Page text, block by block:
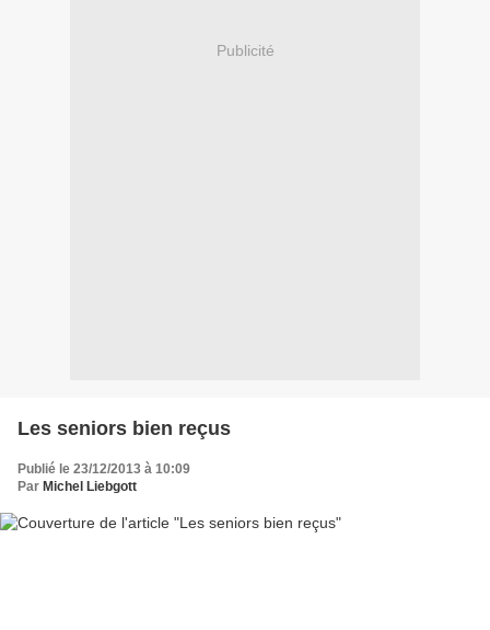
Publicité
Les seniors bien reçus
Publié le 23/12/2013 à 10:09
Par Michel Liebgott